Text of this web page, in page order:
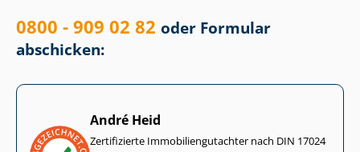
0800 - 909 02 82 oder Formular
abschicken:
André Heid
Zertifizierte Im­mo­bi­li­en­gut­ach­ter nach DIN 17024